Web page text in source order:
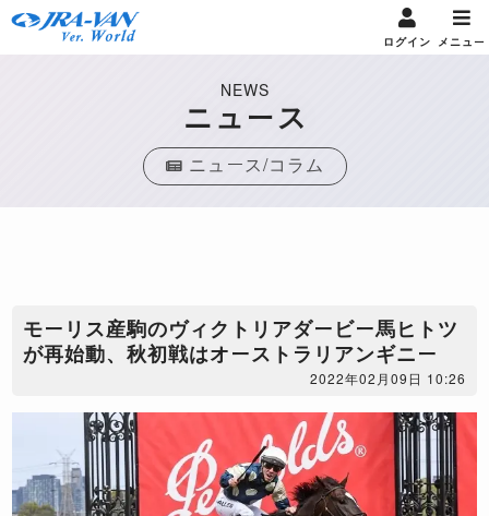
ログイン メニュー
NEWS
ニュース
ニュース/コラム
モーリス産駒のヴィクトリアダービー馬ヒトツ
が再始動、秋初戦はオーストラリアンギニー
2022年02月09日 10:26